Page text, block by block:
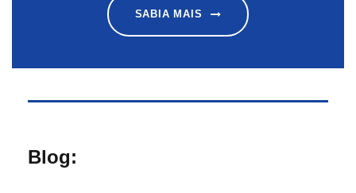
SABIA MAIS
Blog: